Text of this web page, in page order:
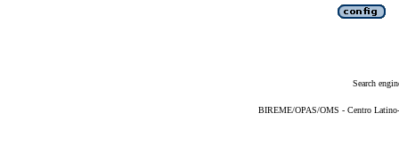
Search
BIREME/OPAS/OMS - Centro Latino-